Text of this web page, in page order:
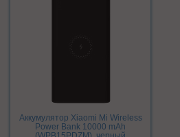
Аккумулятор Xiaomi Mi Wireless
Power Bank 10000 mAh